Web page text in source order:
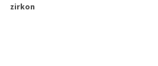
zirkon